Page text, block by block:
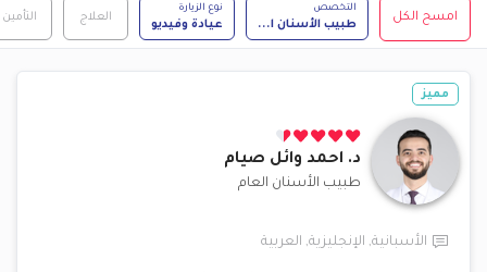
امسح الكل
التخصص
طبيب الأسنان ا...
نوع الزيارة
عيادة وفيديو
العلاج التأمين
مميز
د. احمد وائل صيام
طبيب الأسنان العام
الأسبانية, الإنجليزية, العربية